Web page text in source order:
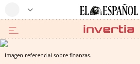
Imagen referencial sobre finanzas.